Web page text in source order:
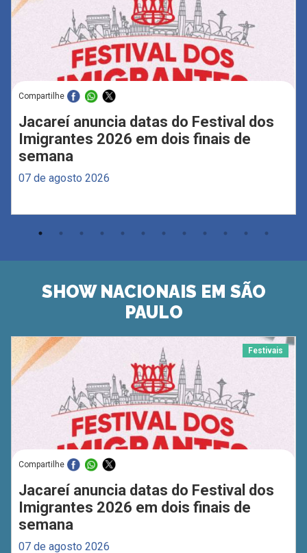
Compartilhe
Jacareí anuncia datas do Festival dos
Imigrantes 2026 em dois finais de
semana
07 de agosto 2026
SHOW NACIONAIS EM SÃO
PAULO
Festivais
Compartilhe
Jacareí anuncia datas do Festival dos
Imigrantes 2026 em dois finais de
semana
07 de agosto 2026